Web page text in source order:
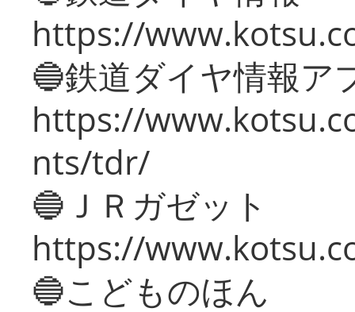
https://
🔵鉄道ダイヤ情報ア
https://
nts/tdr/
🔵ＪＲガゼット
https://
🔵こどものほん